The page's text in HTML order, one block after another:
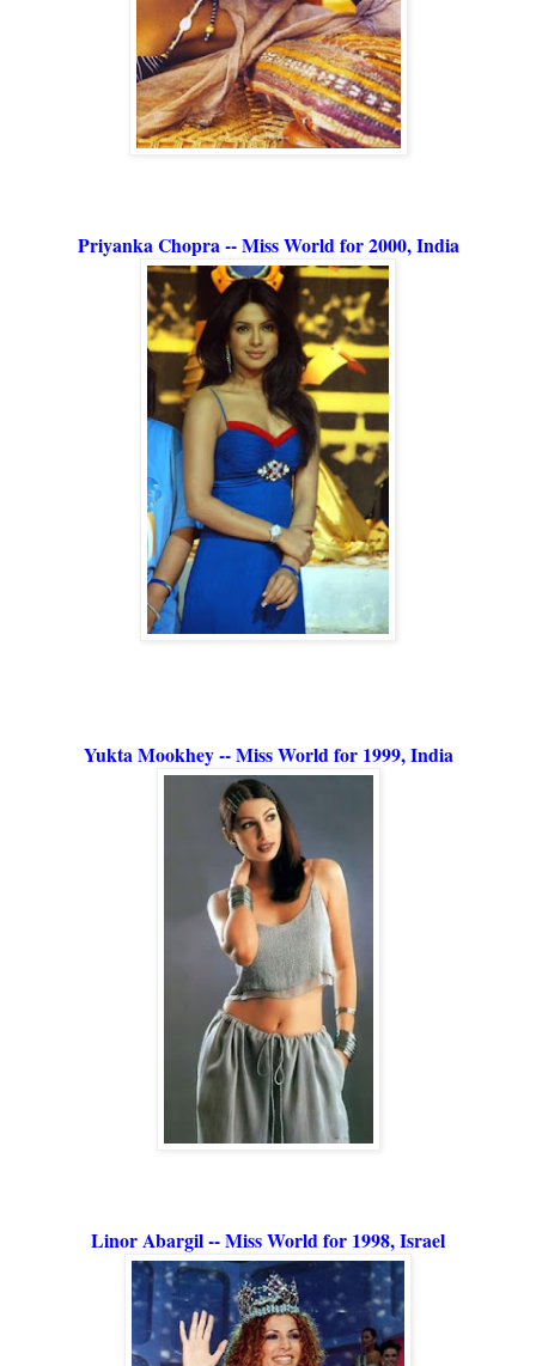
Priyanka Chopra -- Miss World for 2000, India
Yukta Mookhey -- Miss World for 1999, India
Linor Abargil -- Miss World for 1998, Israel